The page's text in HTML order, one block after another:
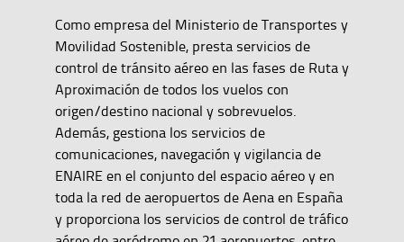
Como empresa del Ministerio de Transportes y
Movilidad Sostenible, presta servicios de
control de tránsito aéreo en las fases de Ruta y
Aproximación de todos los vuelos con
origen/destino nacional y sobrevuelos.
Además, gestiona los servicios de
comunicaciones, navegación y vigilancia de
ENAIRE en el conjunto del espacio aéreo y en
toda la red de aeropuertos de Aena en España
y proporciona los servicios de control de tráfico